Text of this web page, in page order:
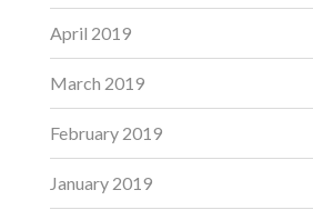
April 2019
March 2019
February 2019
January 2019